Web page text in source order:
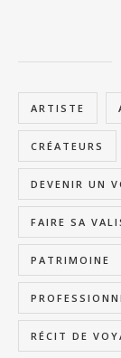
ARTISTE
CRÉATEURS
DEVENIR UN
FAIRE SA
PATRIMOINE
RÉCIT DE